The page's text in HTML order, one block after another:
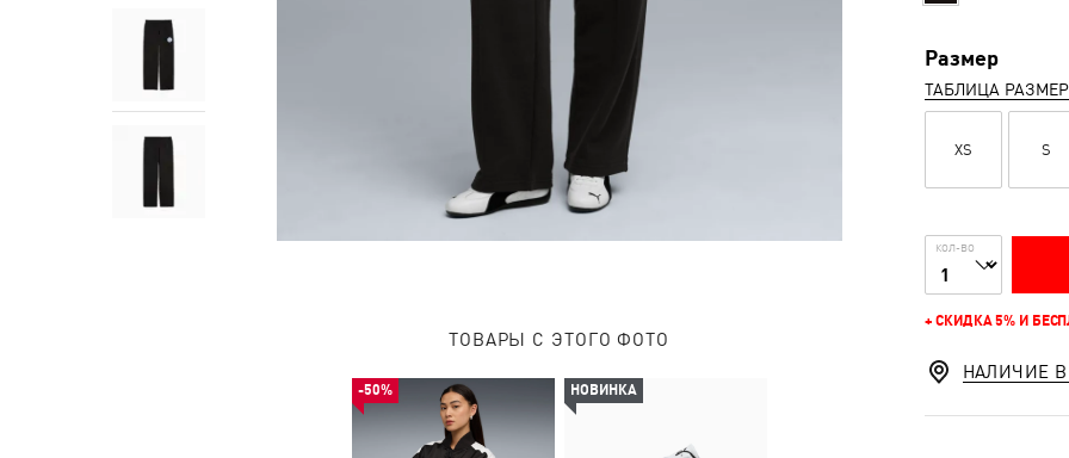
ТОВАРЫ С ЭТОГО ФОТО
-50% НОВИНКА
Размер
ТАБЛИЦА
XS S
КОЛ-ВО
+ СКИДКА 5% И
НАЛИЧИЕ